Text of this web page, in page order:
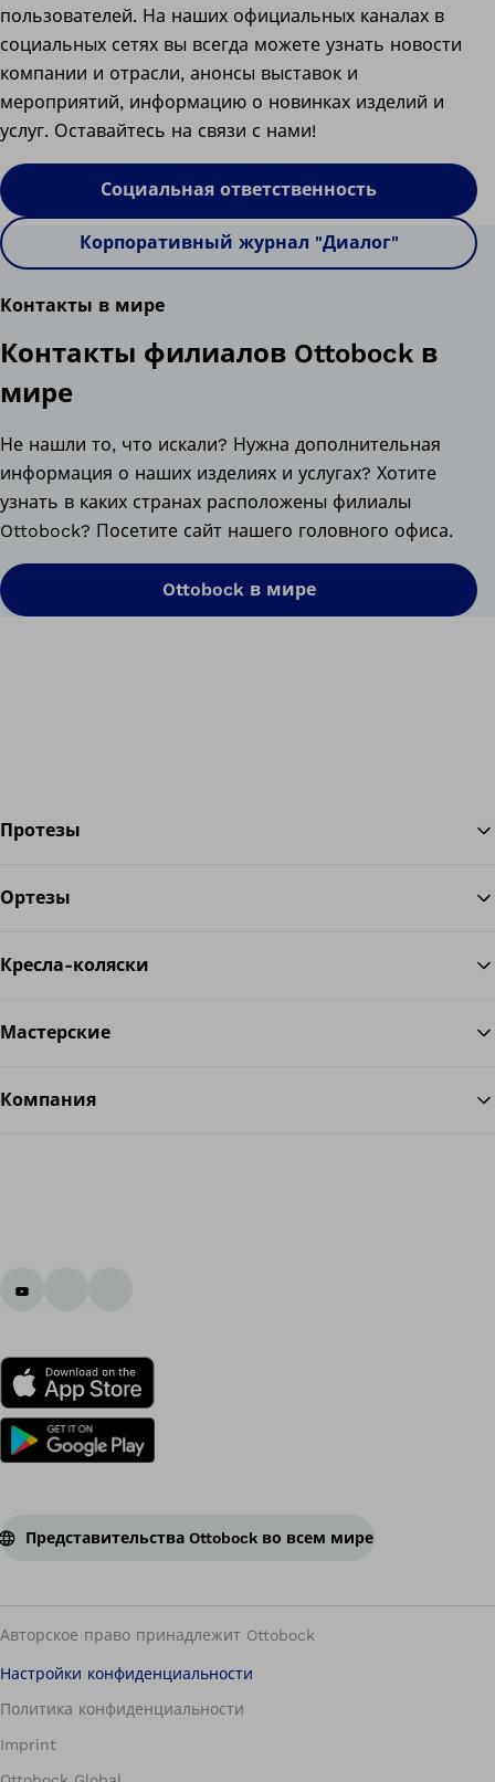
пользователей. На наших официальных каналах в
социальных сетях вы всегда можете узнать новости
компании и отрасли, анонсы выставок и
мероприятий, информацию о новинках изделий и
услуг. Оставайтесь на связи с нами!
Социальная ответственность
Корпоративный журнал "Диалог"
Контакты в мире
Контакты филиалов Ottobock в
мире
Не нашли то, что искали? Нужна дополнительная
информация о наших изделиях и услугах? Хотите
узнать в каких странах расположены филиалы
Ottobock? Посетите сайт нашего головного офиса.
Ottobock в мире
Протезы
Ортезы
Кресла-коляски
Мастерские
Компания
Представительства Ottobock во всем мире
Авторское право принадлежит Ottobock
Настройки конфиденциальности
Политика конфиденциальности
Imprint